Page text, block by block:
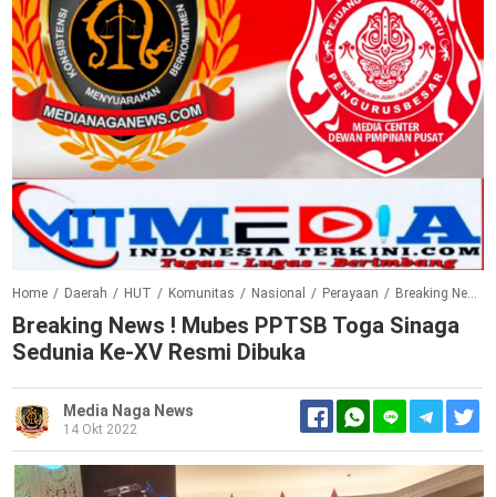
Home / Daerah / HUT / Komunitas / Nasional / Perayaan / Breaking News ! Mubes PPTSB Toga Sinaga Sedunia Ke-XV Resmi Dibuka
Breaking News ! Mubes PPTSB Toga Sinaga
Sedunia Ke-XV Resmi Dibuka
Media Naga News
14 Okt 2022